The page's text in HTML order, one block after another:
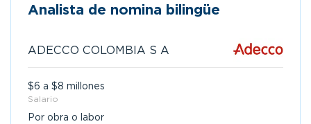
Analista de nomina bilingüe
ADECCO COLOMBIA S A
$6 a $8 millones
Salario
Por obra o labor